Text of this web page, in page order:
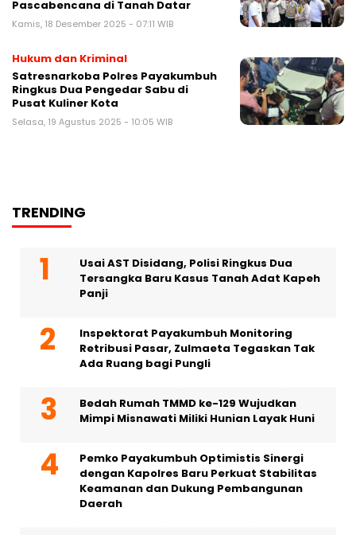
Pascabencana di Tanah Datar
Kamis, 18 Desember 2025 - 07:11 WIB
Hukum dan Kriminal
Satresnarkoba Polres Payakumbuh
Ringkus Dua Pengedar Sabu di
Pusat Kuliner Kota
Selasa, 19 Agustus 2025 - 10:05 WIB
TRENDING
Usai AST Disidang, Polisi Ringkus Dua
Tersangka Baru Kasus Tanah Adat Kapeh
Panji
Inspektorat Payakumbuh Monitoring
Retribusi Pasar, Zulmaeta Tegaskan Tak
Ada Ruang bagi Pungli
Bedah Rumah TMMD ke-129 Wujudkan
Mimpi Misnawati Miliki Hunian Layak Huni
Pemko Payakumbuh Optimistis Sinergi
dengan Kapolres Baru Perkuat Stabilitas
Keamanan dan Dukung Pembangunan
Daerah